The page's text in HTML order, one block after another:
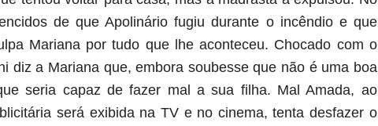
de que Apolinário fugiu durante o incêndio e que
Mariana por tudo que lhe aconteceu. Chocado com o
diz a Mariana que, embora soubesse que não é uma boa
seria capaz de fazer mal a sua filha. Mal Amada, ao
será exibida na TV e no cinema, tenta desfazer o